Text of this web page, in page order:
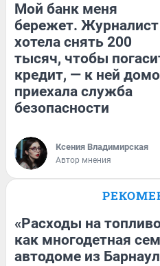
Мой банк меня
бережет. Журналист
хотела снять 200
тысяч, чтобы
кредит, — к ней
приехала служба
безопасности
Ксения Владимирская
Автор мнения
«Расходы на
как многодетная
автодоме из